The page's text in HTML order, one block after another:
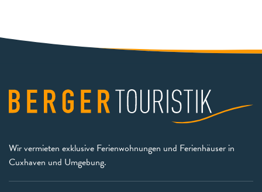
Wir vermieten exklusive Ferienwohnungen und Ferienhäuser in
Cuxhaven und Umgebung.